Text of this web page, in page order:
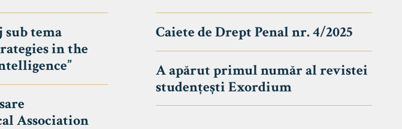
tema
in the
Association
Caiete de Drept Penal nr. 4/2025
A apărut primul număr al revistei
studențești Exordium